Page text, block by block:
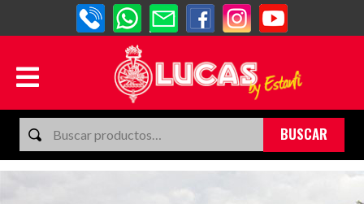
BUSCAR